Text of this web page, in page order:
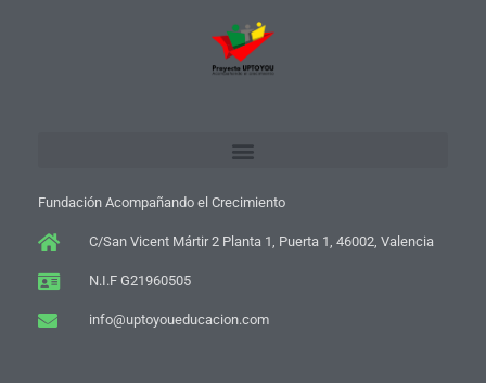
Fundación Acompañando el Crecimiento
C/San Vicent Mártir 2 Planta 1, Puerta 1, 46002, Valencia
N.I.F G21960505
info@uptoyoueducacion.com